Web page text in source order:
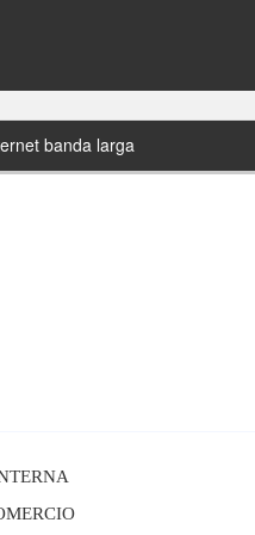
banda larga